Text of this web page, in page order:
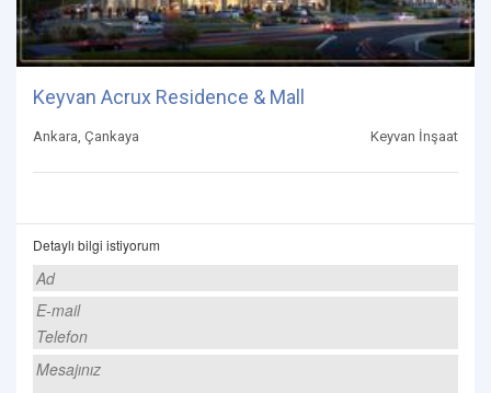
Keyvan Acrux Residence & Mall
Ankara, Çankaya Keyvan İnşaat
Detaylı bilgi istiyorum